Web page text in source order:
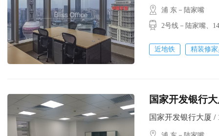
浦 东－陆家嘴
2号线－陆家嘴
近地铁 精装修
国家开发银行大厦
国家开发银行大厦 /